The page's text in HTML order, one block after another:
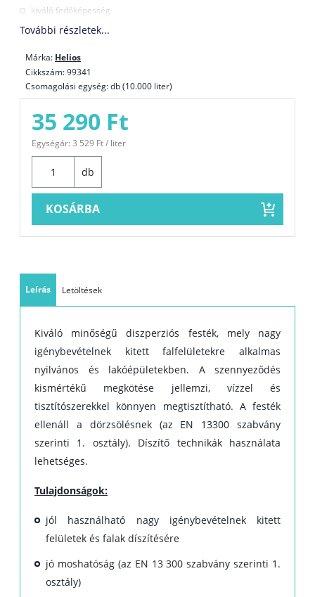
kiváló fedőképesség
fényesség szintje – matt
az egészségre ártalmatlan, környezetbarát
fehér
több ezer árnyalat a HGMIX keverőrendszerben kikeverhető
Kiadósság:
Felhasználás:
Használat előtt keverje fel
Hígítás vízzel legfeljebb 5 %-ig
Felhordás hengerrel vagy ecsettel, illetve szórással
Tisztítás nedves törlőruhával
termékek, melyekönmagukban festésre nem használhatók, de
gépi színkeverőrendszerben közepes és mélyebb színárnyalatra
színezve már használhatók!
További részletek...
Márka: Helios
Cikkszám: 99341
Csomagolási egység: db (10.000 liter)
35 290 Ft
Egységár: 3 529 Ft / liter
db
KOSÁRBA
Leírás Letöltések
Kiváló minőségű diszperziós festék, mely nagy
igénybevételnek kitett falfelületekre alkalmas
nyilvános és lakóépületekben. A szennyeződés
kismértékű megkötése jellemzi, vízzel és
tisztítószerekkel könnyen megtisztítható. A festék
ellenáll a dörzsölésnek (az EN 13300 szabvány
szerinti 1. osztály). Díszítő technikák használata
lehetséges.
Tulajdonságok:
jól használható nagy igénybevételnek kitett
felületek és falak díszítésére
jó moshatóság (az EN 13 300 szabvány szerinti 1.
osztály)